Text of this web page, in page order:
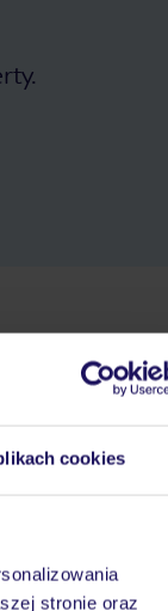
cookies
stronie oraz